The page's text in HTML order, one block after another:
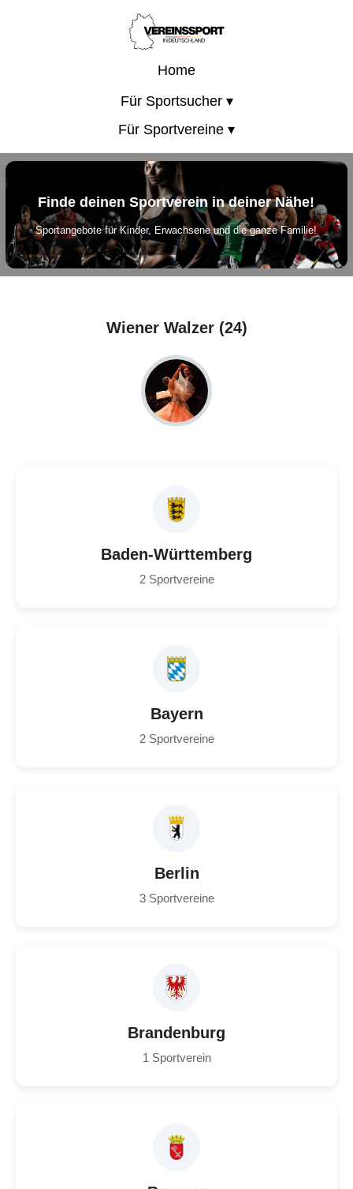
Home
Für Sportsucher ▾
Für Sportvereine ▾
Finde deinen Sportverein in deiner Nähe!
Sportangebote für Kinder, Erwachsene und die ganze Familie!
Wiener Walzer (24)
Baden-Württemberg
2 Sportvereine
Bayern
2 Sportvereine
Berlin
3 Sportvereine
Brandenburg
1 Sportverein